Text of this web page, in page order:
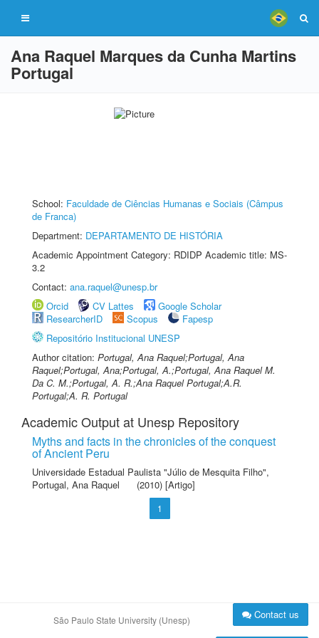
Ana Raquel Marques da Cunha Martins
Portugal
School: Faculdade de Ciências Humanas e Sociais (Câmpus
de Franca)
Department: DEPARTAMENTO DE HISTÓRIA
Academic Appointment Category: RDIDP Academic title: MS-
3.2
Contact: ana.raquel@unesp.br
Orcid
CV Lattes
Google Scholar
ResearcherID
Scopus
Fapesp
Repositório Institucional UNESP
Author citation: Portugal, Ana Raquel;Portugal, Ana
Raquel;Portugal, Ana;Portugal, A.;Portugal, Ana Raquel M.
Da C. M.;Portugal, A. R.;Ana Raquel Portugal;A.R.
Portugal;A. R. Portugal
Academic Output at Unesp Repository
Myths and facts in the chronicles of the conquest
of Ancient Peru
Universidade Estadual Paulista "Júlio de Mesquita Filho",
Portugal, Ana Raquel
(2010) [Artigo]
1
São Paulo State University (Unesp) Contact us